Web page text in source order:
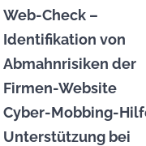
Web-Check –
Identifikation von
Abmahnrisiken der
Firmen-Website
Cyber-Mobbing-
Unterstützung bei